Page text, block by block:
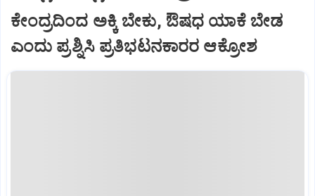
ಕೇಂದ್ರದಿಂದ ಅಕ್ಕಿ ಬೇಕು, ಔಷಧ ಯಾಕೆ ಬೇಡ
ಎಂದು ಪ್ರಶ್ನಿಸಿ ಪ್ರತಿಭಟನಕಾರರ ಆಕ್ರೋಶ